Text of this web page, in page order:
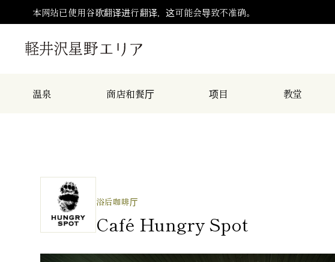
本网站已使用谷歌翻译进行翻译，这可能会导致不准确。
温泉 商店和餐厅 项目 教堂
浴后咖啡厅
Café Hungry Spot